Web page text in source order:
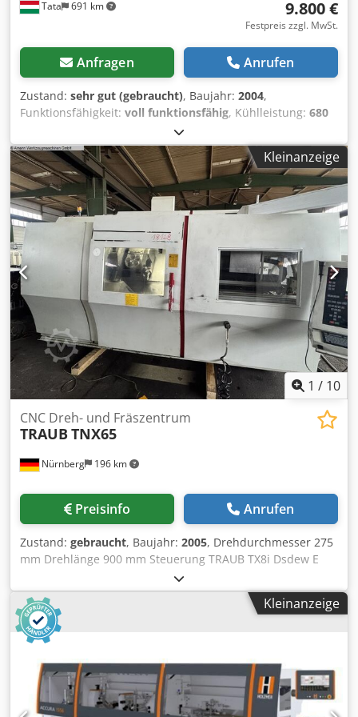
Tata 691 km 9.800 €
Festpreis zzgl. MwSt.
Anfragen Anrufen
Zustand: sehr gut (gebraucht), Baujahr: 2004,
Funktionsfähigkeit: voll funktionsfähig, Kühlleistung: 680
, Ausstattung:Kühlaggregat
Hersteller: Güntner GVH 090.1.D/5-M(D) Baujahr: 2004
Dsdpfx Agovllxdepskr Nennleistung 680,4 /579,2 kW
Kältemittel: R404 Kältemittelinhalt: 218,9+25 Liter
Durchflussmenge: Temperaturbereich: -50°C- +100°C
Maximaler Druck: Betriebsdruck: 28bar/-1bar (Leistung
hängt von den Nutzungsparametern ab) Anzahl
Ventilatoren: 5, Durchmesser 900 mm, Luftdurchsatz:
162500/131000 m3/h Motorleistungsaufnahme:
17,60/11,50 kW Wärmetauscherbereich2 Betriebsgeräusch
52 dB Länge: mm Höhe: mm Breite: mm Gewicht: ca. kg
Der Kühler wurde technisch geprüft und ist voll
funktionsfähig
Kleinanzeige
1 / 10
Nürnberg 196 km
CNC Dreh- und Fräszentrum
TRAUB TNX65
Preisinfo Anrufen
Zustand: gebraucht, Baujahr: 2005, Drehdurchmesser 275
mm Drehlänge 900 mm Steuerung TRAUB TX8i Dsdew E
Nnbjpfx Agpskr Spindeldurchlass 65 mm Antriebsleistung
100% ED 25,20 kW Antriebsleistung 40 % ED 30,20 KW
Drehmoment bei 40% / 100% ED 180 / 135 Nm
Spindeldrehzahlen - stufenlos 1 - 5.000 U/min
Spindeldurchmesser im vord. Lager 110 mm C - Achse 1 -
500 U/min Werkzeugträger No. 1 x-Achse 290 mm y-Achse
165 mm z-Achse 600/950 mm B - Achse 360 ° Eilgang X/Y/Z
18 / 18 / 30 m/min Vorschubkraft X/Y/Z 10 / 10 / 7 kN
Werkzeuganzahl 2x2 + 2x2 Anzahl der angetriebenen
Kleinanzeige